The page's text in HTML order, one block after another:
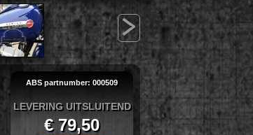
>
ABS partnumber: 000509
LEVERING UITSLUITEND
€ 79,50